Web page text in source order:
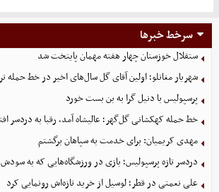
سرخط خبرها
ستقلال خوزستان چهار هفته مهمان پایتخت شد
شهریار مغانلو؛ اولین آقای گل سال‌های اخیر در خط حمله
پرسپولیس با دنیل گرا به بن بست خورد
خط حمله کهکشانی گل‌گهر؛ عالیشاه آمد، رقبا به دردسر
مهدی کریمیان: برای خدمت به سپاهان برگشتم
دردسر تازه پرسپولیس؛ بازی در ورزشگاه‌هایی که به
علی نعمتی در قطر؛ لوسیل از خرید تازه‌اش رونمایی کرد